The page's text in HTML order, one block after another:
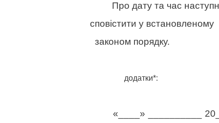
Про дату та час
сповістити у встановленому
законом порядку.
додатки*:
«____»